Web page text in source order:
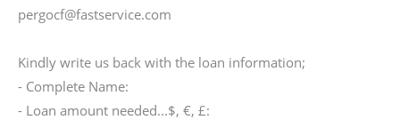
pergocf@fastservice.com
Kindly write us back with the loan information;
- Complete Name:
- Loan amount needed...$, €, £: